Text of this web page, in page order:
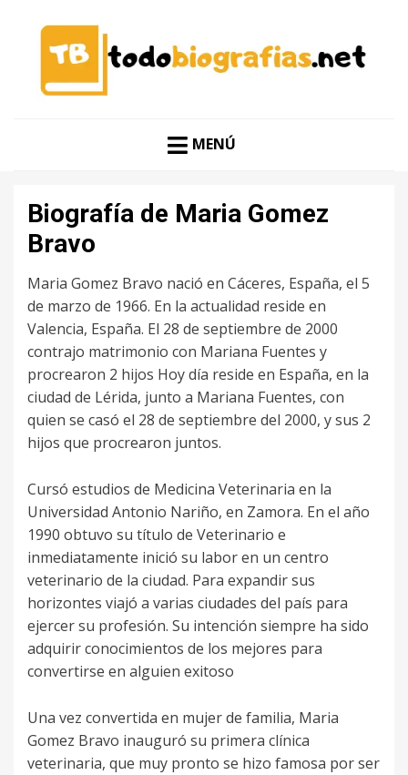
TODO BIOGRAFÍAS
MENÚ
Biografía de Maria Gomez
Bravo
Maria Gomez Bravo nació en Cáceres, España, el 5
de marzo de 1966. En la actualidad reside en
Valencia, España. El 28 de septiembre de 2000
contrajo matrimonio con Mariana Fuentes y
procrearon 2 hijos Hoy día reside en España, en la
ciudad de Lérida, junto a Mariana Fuentes, con
quien se casó el 28 de septiembre del 2000, y sus 2
hijos que procrearon juntos.
Cursó estudios de Medicina Veterinaria en la
Universidad Antonio Nariño, en Zamora. En el año
1990 obtuvo su título de Veterinario e
inmediatamente inició su labor en un centro
veterinario de la ciudad. Para expandir sus
horizontes viajó a varias ciudades del país para
ejercer su profesión. Su intención siempre ha sido
adquirir conocimientos de los mejores para
convertirse en alguien exitoso
Una vez convertida en mujer de familia, Maria
Gomez Bravo inauguró su primera clínica
veterinaria, que muy pronto se hizo famosa por ser